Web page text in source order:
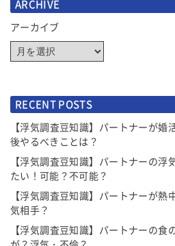
ARCHIVE
アーカイブ
RECENT POSTS
【浮気調査豆知識】パートナーが
後やるべきことは？
【浮気調査豆知識】パートナーの
たい！可能？不可能？
【浮気調査豆知識】パートナーが
気相手？
【浮気調査豆知識】パートナーの